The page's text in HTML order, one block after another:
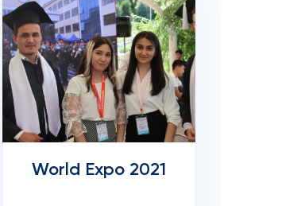
World Expo 2021